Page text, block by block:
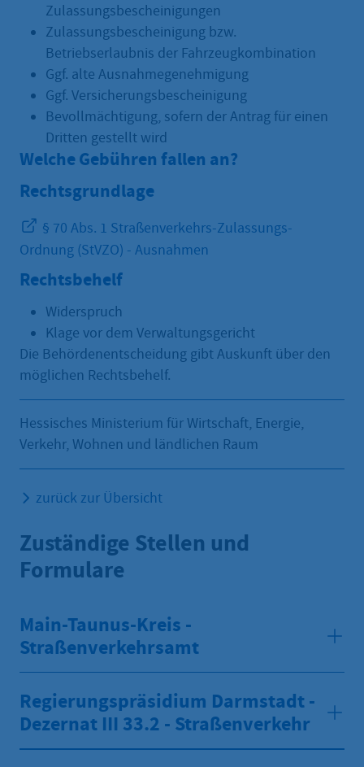
Zulassungsbescheinigungen
Zulassungsbescheinigung bzw.
Betriebserlaubnis der Fahrzeugkombination
Ggf. alte Ausnahmegenehmigung
Ggf. Versicherungsbescheinigung
Bevollmächtigung, sofern der Antrag für einen
Dritten gestellt wird
Welche Gebühren fallen an?
Rechtsgrundlage
§ 70 Abs. 1 Straßenverkehrs-Zulassungs-
Ordnung (StVZO) - Ausnahmen
Rechtsbehelf
Widerspruch
Klage vor dem Verwaltungsgericht
Die Behördenentscheidung gibt Auskunft über den
möglichen Rechtsbehelf.
Hessisches Ministerium für Wirtschaft, Energie,
Verkehr, Wohnen und ländlichen Raum
zurück zur Übersicht
Zuständige Stellen und
Formulare
Main-Taunus-Kreis -
Straßenverkehrsamt
Regierungspräsidium Darmstadt -
Dezernat III 33.2 - Straßenverkehr